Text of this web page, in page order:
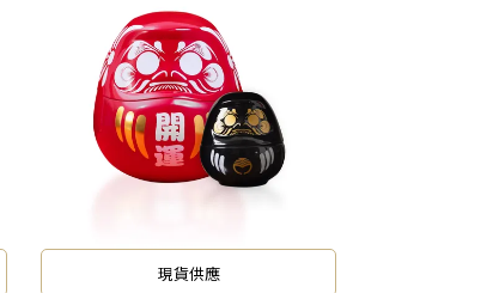
現貨供應